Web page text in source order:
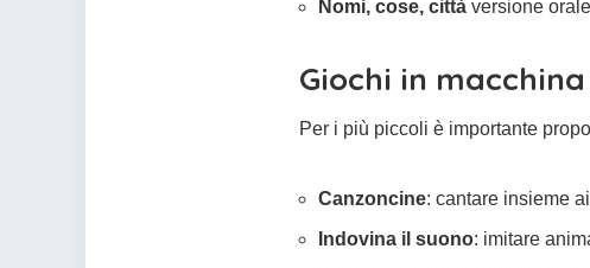
Nomi, cose, città versione orale
Giochi in
Per i più piccoli è importante
Canzoncine: cantare insieme
Indovina il suono: imitare